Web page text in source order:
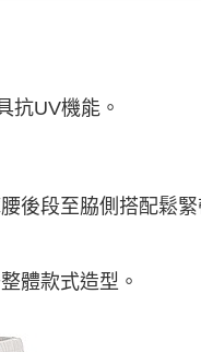
抗UV機能。
後段至脇側搭配鬆
體款式造型。